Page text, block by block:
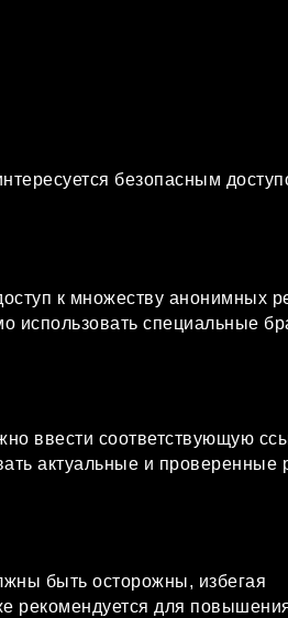
безопасным
к множеству анонимных
использовать специальные
ввести соответствующую
актуальные и проверенные
быть осторожны, избегая
рекомендуется для